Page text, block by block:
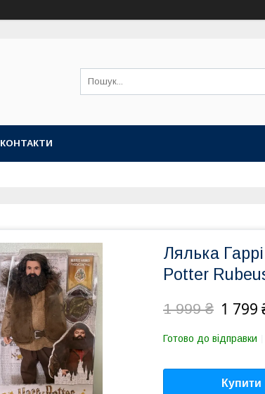
КОНТАКТИ
Лялька
Potter
1 999 ₴ 1 799
Готово до відправки
Купити